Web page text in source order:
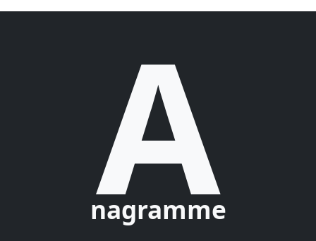
A
nagramme